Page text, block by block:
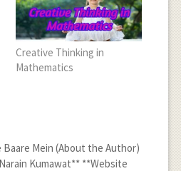
Creative Thinking in
Mathematics
Baare Mein (About the Author)
Kumawat** **Website